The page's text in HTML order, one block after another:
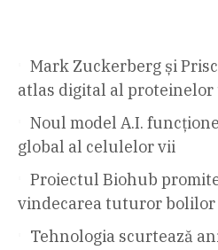
Mark Zuckerberg și
atlas digital al proteinelor
Noul model A.I.
global al celulelor vii
Proiectul Biohub
vindecarea tuturor bolilor
Tehnologia scurtează